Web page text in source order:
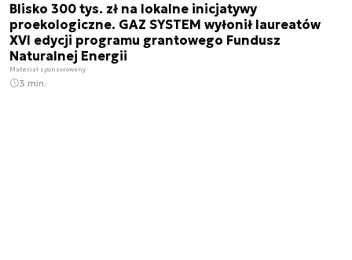
Blisko 300 tys. zł na lokalne inicjatywy
proekologiczne. GAZ SYSTEM wyłonił laureatów
XVI edycji programu grantowego Fundusz
Naturalnej Energii
Materiał sponsorowany
3 min.